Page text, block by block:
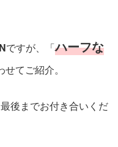
ですが、「ハーフな
てご紹介。
後までお付き合いくだ